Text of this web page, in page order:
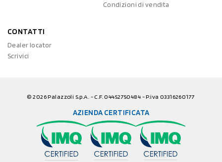
Condizioni di vendita
CONTATTI
Dealer locator
Scrivici
© 2026 Palazzoli S.p.A. - C.F. 04452750484 - P.iva 03316260177
AZIENDA CERTIFICATA